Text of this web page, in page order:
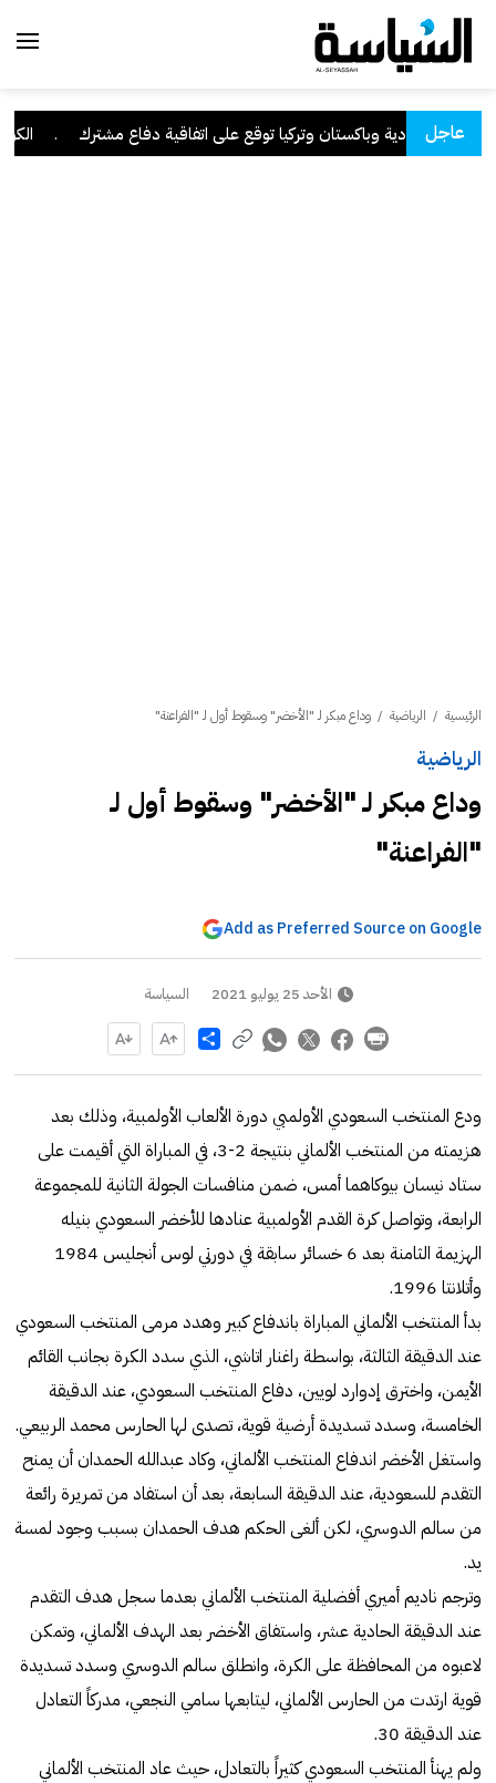
عاجل
السعودية وباكستان وتركيا توقع على اتفاقية دفاع مشترك . الكويت
الرئيسية / الرياضية / وداع مبكر لـ "الأخضر" وسقوط أول لـ "الفراعنة"
الرياضية
وداع مبكر لـ "الأخضر" وسقوط أول لـ
"الفراعنة"
Add as Preferred Source on Google
الأحد 25 يوليو 2021 السياسة
Share
ودع المنتخب السعودي الأولمبي دورة الألعاب الأولمبية، وذلك بعد
هزيمته من المنتخب الألماني بنتيجة 2-3، في المباراة التي أقيمت على
ستاد نيسان بيوكاهما أمس، ضمن منافسات الجولة الثانية للمجموعة
الرابعة، وتواصل كرة القدم الأولمبية عنادها للأخضر السعودي بنيله
الهزيمة الثامنة بعد 6 خسائر سابقة في دورتي لوس أنجليس 1984
وأتلانتا 1996.
بدأ المنتخب الألماني المباراة باندفاع كبير وهدد مرمى المنتخب السعودي
عند الدقيقة الثالثة، بواسطة راغنار اتاشي، الذي سدد الكرة بجانب القائم
الأيمن، واخترق إدوارد لويين، دفاع المنتخب السعودي، عند الدقيقة
الخامسة، وسدد تسديدة أرضية قوية، تصدى لها الحارس محمد الربيعي.
واستغل الأخضر اندفاع المنتخب الألماني، وكاد عبدالله الحمدان أن يمنح
التقدم للسعودية، عند الدقيقة السابعة، بعد أن استفاد من تمريرة رائعة
من سالم الدوسري، لكن ألغى الحكم هدف الحمدان بسبب وجود لمسة
يد.
وترجم ناديم أميري أفضلية المنتخب الألماني بعدما سجل هدف التقدم
عند الدقيقة الحادية عشر، واستفاق الأخضر بعد الهدف الألماني، وتمكن
لاعبوه من المحافظة على الكرة، وانطلق سالم الدوسري وسدد تسديدة
قوية ارتدت من الحارس الألماني، ليتابعها سامي النجعي، مدركاً التعادل
عند الدقيقة 30.
ولم يهنأ المنتخب السعودي كثيراً بالتعادل، حيث عاد المنتخب الألماني